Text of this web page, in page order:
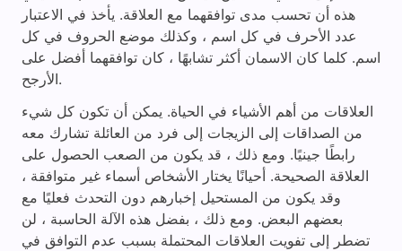
هذه أن تحسب مدى توافقهما مع العلاقة. يأخذ في الاعتبار
عدد الأحرف في كل اسم ، وكذلك موضع الحروف في كل
اسم. كلما كان الاسمان أكثر تشابهًا ، كان توافقهما أفضل على
الأرجح.
العلاقات من أهم الأشياء في الحياة. يمكن أن تكون كل شيء
من الصداقات إلى الزيجات إلى فرد من العائلة تشارك معه
رابطًا جينيًا. ومع ذلك ، قد يكون من الصعب الحصول على
العلاقة الصحيحة. أحيانًا يختار الأشخاص أسماء غير متوافقة ،
وقد يكون من المستحيل إخبارهم دون التحدث فعليًا مع
بعضهم البعض. ومع ذلك ، بفضل هذه الآلة الحاسبة ، لن
تضطر إلى تفويت العلاقات المحتملة بسبب عدم التوافق في